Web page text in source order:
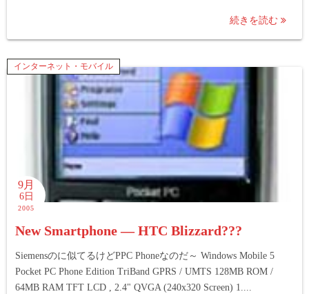
続きを読む
インターネット・モバイル
9月
6日
2005
New Smartphone — HTC Blizzard???
Siemensのに似てるけどPPC Phoneなのだ～ Windows Mobile 5
Pocket PC Phone Edition TriBand GPRS / UMTS 128MB ROM /
64MB RAM TFT LCD , 2.4" QVGA (240x320 Screen) 1....